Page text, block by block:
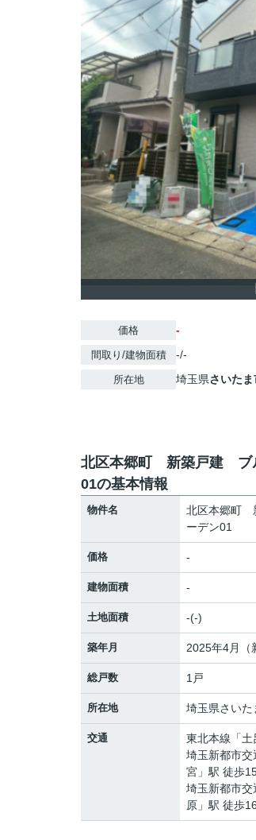
価格 -
間取り/建物面積 -/-
所在地 埼玉県さいた
北区本郷町 新築戸建 ブ
01の基本情報
物件名
北区本郷町
ーデン01
価格 -
建物面積 -
土地面積 -(-)
築年月 2025年4月（
総戸数 1戸
所在地 埼玉県さいた
交通 東北本線 「土
埼玉新都市
宮 」駅 徒歩
埼玉新都市
原 」駅 徒歩